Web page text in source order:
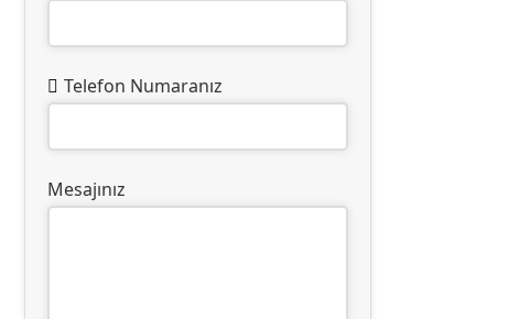
Telefon Numaranız
Mesajınız